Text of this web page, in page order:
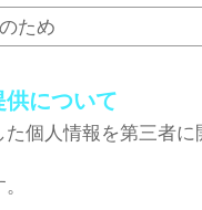
ため
について
個人情報を第三者